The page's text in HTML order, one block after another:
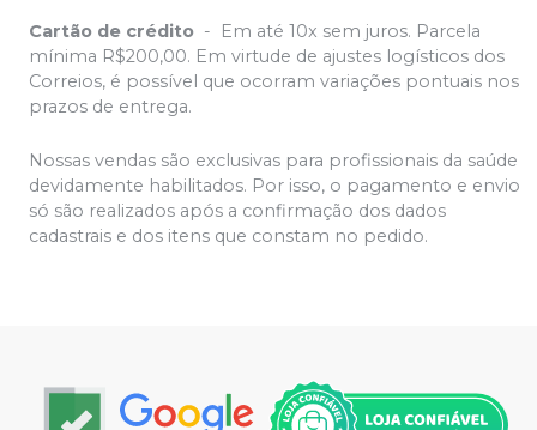
Cartão de crédito -
Em até 10x sem juros. Parcela
mínima R$200,00. Em virtude de ajustes logísticos dos
Correios, é possível que ocorram variações pontuais nos
prazos de entrega.
Nossas vendas são exclusivas para profissionais da saúde
devidamente habilitados. Por isso, o pagamento e envio
só são realizados após a confirmação dos dados
cadastrais e dos itens que constam no pedido.